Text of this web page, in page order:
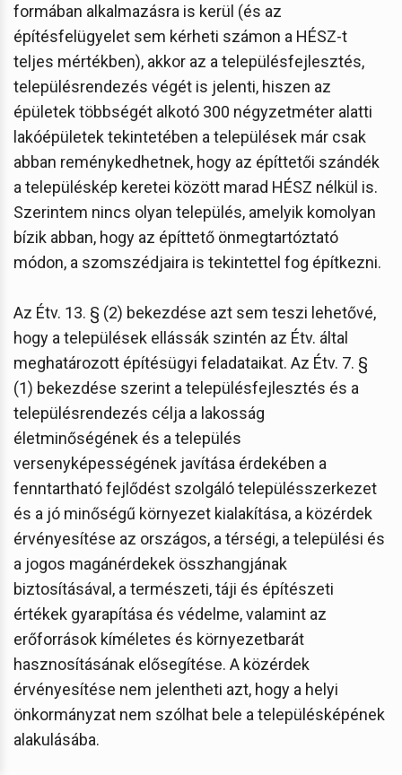
formában alkalmazásra is kerül (és az
építésfelügyelet sem kérheti számon a HÉSZ-t
teljes mértékben), akkor az a településfejlesztés,
településrendezés végét is jelenti, hiszen az
épületek többségét alkotó 300 négyzetméter alatti
lakóépületek tekintetében a települések már csak
abban reménykedhetnek, hogy az építtetői szándék
a településkép keretei között marad HÉSZ nélkül is.
Szerintem nincs olyan település, amelyik komolyan
bízik abban, hogy az építtető önmegtartóztató
módon, a szomszédjaira is tekintettel fog építkezni.
Az Étv. 13. § (2) bekezdése azt sem teszi lehetővé,
hogy a települések ellássák szintén az Étv. által
meghatározott építésügyi feladataikat. Az Étv. 7. §
(1) bekezdése szerint a településfejlesztés és a
településrendezés célja a lakosság
életminőségének és a település
versenyképességének javítása érdekében a
fenntartható fejlődést szolgáló településszerkezet
és a jó minőségű környezet kialakítása, a közérdek
érvényesítése az országos, a térségi, a települési és
a jogos magánérdekek összhangjának
biztosításával, a természeti, táji és építészeti
értékek gyarapítása és védelme, valamint az
erőforrások kíméletes és környezetbarát
hasznosításának elősegítése. A közérdek
érvényesítése nem jelentheti azt, hogy a helyi
önkormányzat nem szólhat bele a településképének
alakulásába.